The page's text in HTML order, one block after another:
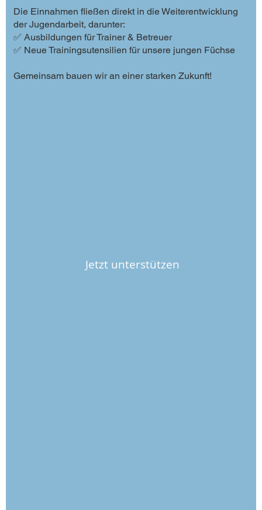
Die Einnahmen fließen direkt in die Weiterentwicklung
der Jugendarbeit, darunter:
✅ Ausbildungen für Trainer & Betreuer
✅ Neue Trainingsutensilien für unsere jungen Füchse
Gemeinsam bauen wir an einer starken Zukunft!
Jetzt unterstützen